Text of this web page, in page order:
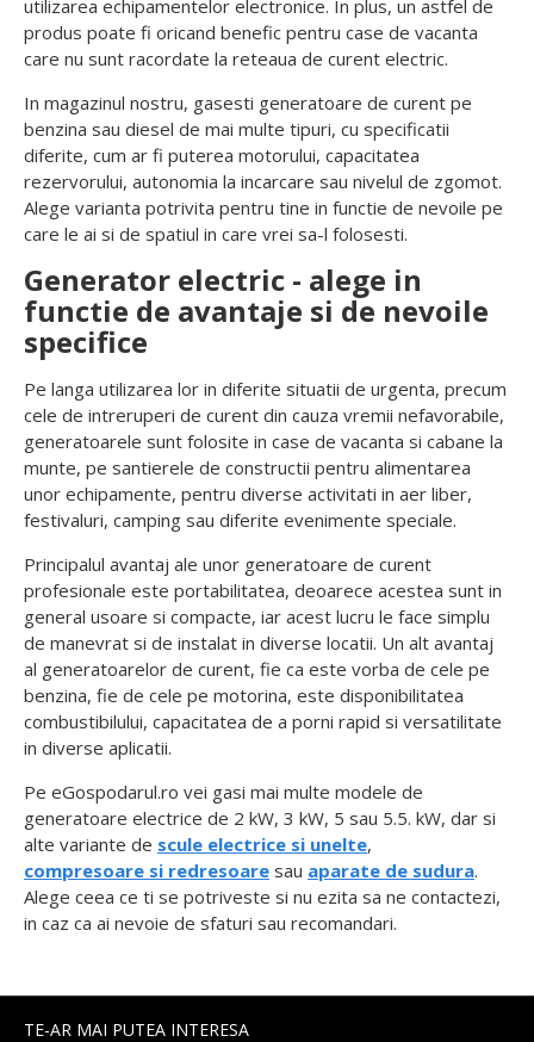
utilizarea echipamentelor electronice. In plus, un astfel de
produs poate fi oricand benefic pentru case de vacanta
care nu sunt racordate la reteaua de curent electric.
In magazinul nostru, gasesti generatoare de curent pe
benzina sau diesel de mai multe tipuri, cu specificatii
diferite, cum ar fi puterea motorului, capacitatea
rezervorului, autonomia la incarcare sau nivelul de zgomot.
Alege varianta potrivita pentru tine in functie de nevoile pe
care le ai si de spatiul in care vrei sa-l folosesti.
Generator electric - alege in
functie de avantaje si de nevoile
specifice
Pe langa utilizarea lor in diferite situatii de urgenta, precum
cele de intreruperi de curent din cauza vremii nefavorabile,
generatoarele sunt folosite in case de vacanta si cabane la
munte, pe santierele de constructii pentru alimentarea
unor echipamente, pentru diverse activitati in aer liber,
festivaluri, camping sau diferite evenimente speciale.
Principalul avantaj ale unor generatoare de curent
profesionale este portabilitatea, deoarece acestea sunt in
general usoare si compacte, iar acest lucru le face simplu
de manevrat si de instalat in diverse locatii. Un alt avantaj
al generatoarelor de curent, fie ca este vorba de cele pe
benzina, fie de cele pe motorina, este disponibilitatea
combustibilului, capacitatea de a porni rapid si versatilitate
in diverse aplicatii.
Pe eGospodarul.ro vei gasi mai multe modele de
generatoare electrice de 2 kW, 3 kW, 5 sau 5.5. kW, dar si
alte variante de scule electrice si unelte,
compresoare si redresoare sau aparate de sudura.
Alege ceea ce ti se potriveste si nu ezita sa ne contactezi,
in caz ca ai nevoie de sfaturi sau recomandari.
TE-AR MAI PUTEA INTERESA